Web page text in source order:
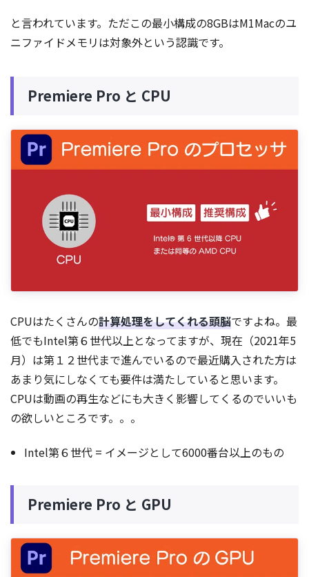
と言われています。ただこの最小構成の8GBはM1Macのユ
ニファイドメモリは対象外という認識です。
Premiere Pro と CPU
CPUはたくさんの計算処理をしてくれる頭脳ですよね。最
低でもIntel第６世代以上となってますが、現在（2021年5
月）は第１２世代まで進んでいるので最近購入された方は
あまり気にしなくても要件は満たしていると思います。
CPUは動画の再生などにも大きく影響してくるのでいいも
の欲しいところです。。。
Intel第６世代 = イメージとして6000番台以上のもの
Premiere Pro と GPU